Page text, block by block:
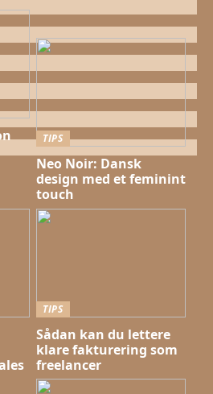
TIPS
Neo Noir: Dansk
design med et feminint
touch
TIPS
Sådan kan du lettere
klare fakturering som
freelancer